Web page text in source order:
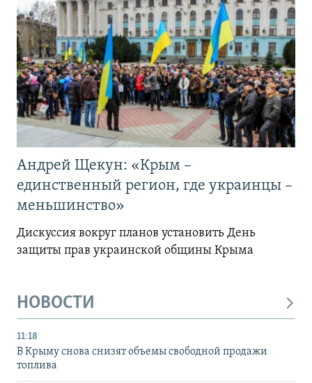
Андрей Щекун: «Крым –
единственный регион, где украинцы –
меньшинство»
Дискуссия вокруг планов установить День
защиты прав украинской общины Крыма
НОВОСТИ
11:18
В Крыму снова снизят объемы свободной продажи
топлива